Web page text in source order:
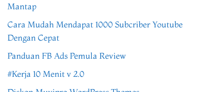
Mantap
Cara Mudah Mendapat 1000 Subcriber Youtube
Dengan Cepat
Panduan FB Ads Pemula Review
#Kerja 10 Menit v 2.0